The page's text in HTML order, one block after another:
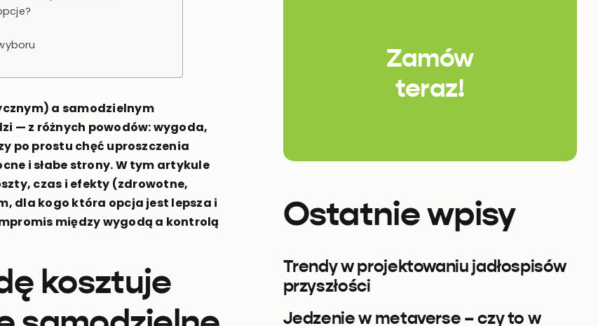
a samodzielnym
— z różnych powodów: wygoda,
po prostu chęć uproszczenia
i słabe strony. W tym artykule
czas i efekty (zdrowotne,
dla kogo która opcja jest lepsza i
między wygodą a kontrolą
kosztuje
Zamów
teraz!
Ostatnie wpisy
Trendy w projektowaniu jadłospisów
przyszłości
Jedzenie w metaverse – czy to w